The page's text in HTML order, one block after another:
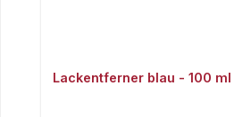
Lackentferner blau - 100 ml